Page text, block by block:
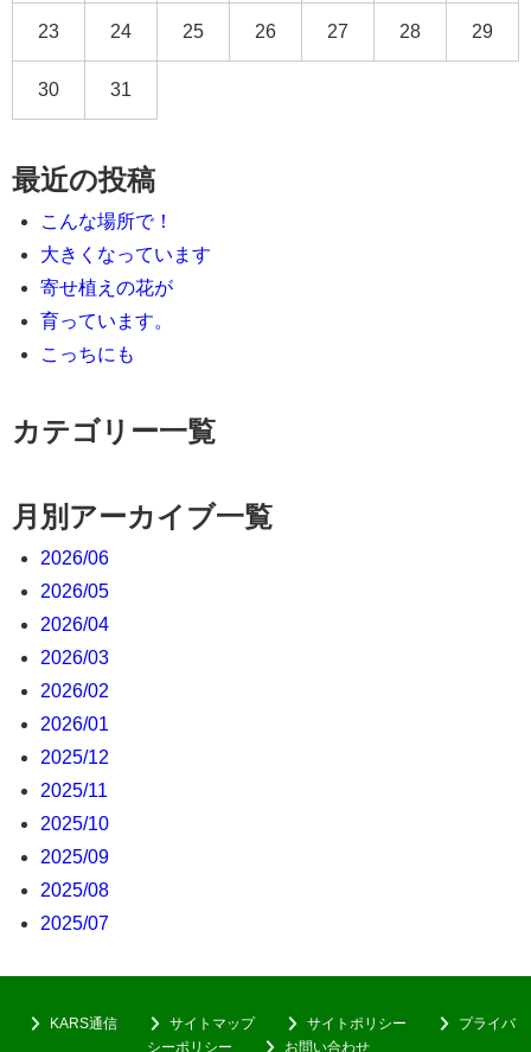
23 24 25 26 27 28 29
30 31
最近の投稿
こんな場所で！
大きくなっています
寄せ植えの花が
育っています。
こっちにも
カテゴリー一覧
月別アーカイブ一覧
2026/06
2026/05
2026/04
2026/03
2026/02
2026/01
2025/12
2025/11
2025/10
2025/09
2025/08
2025/07
KARS通信 サイトマップ サイトポリシー
プライバ
シーポリシー
お問い合わせ